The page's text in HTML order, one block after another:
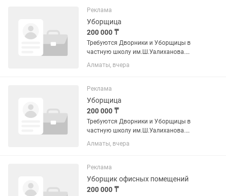
Реклама
Уборщица
200 000 ₸
Требуются Дворники и Уборщицы в
частную школу им.Ш.Уалиханова.
Обязанности Дворника: - Уборка
территории школы, полив (уборка
Алматы, вчера
Реклама
Уборщица
200 000 ₸
Требуются Дворники и Уборщицы в
частную школу им.Ш.Уалиханова.
Обязанности Дворника: - Уборка
территории школы, полив (уборка
Алматы, вчера
Реклама
Уборщик офисных помещений
200 000 ₸